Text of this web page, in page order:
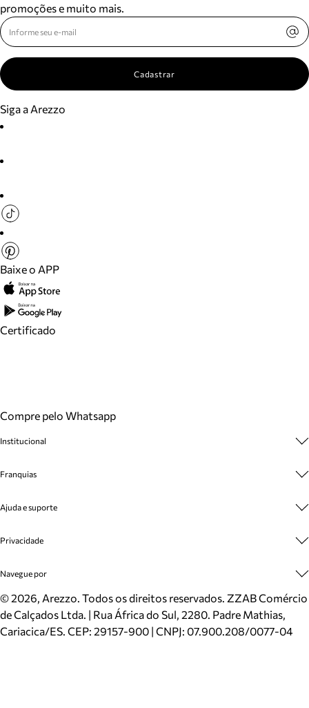
promoções e muito mais.
Cadastrar
Siga a Arezzo
Baixe o APP
Certificado
Compre pelo Whatsapp
Institucional
Cashback
Venda Corporativa
Mapa do Site
Inverno
Mundo Arezzo
Franquias
Plano de Negócio
Ajuda e suporte
Cadastro
Meus Pedidos
Trocas e Devoluções
Cartão Presente
Localizador de lojas
Privacidade
Politica e Privacidade
Navegue por
Sapatos
Bolsas
Scarpins
©2026, Arezzo. Todos os direitos reservados. ZZAB Comércio
de Calçados Ltda. | Rua África do Sul, 2280. Padre Mathias,
Cariacica/ES. CEP: 29157-900 | CNPJ: 07.900.208/0077-04